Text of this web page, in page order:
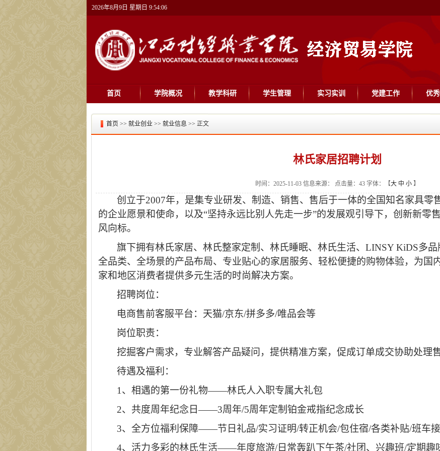
2026年8月9日 星期日 9:54:06
首页 学院概况 教学科研 学生管理 实习实训 党建工作 优
首页 >> 就业创业 >> 就业信息 >> 正文
林氏家居招聘计划
时间：2025-11-03 信息来源： 点击量： 43 字体：【大 中 小 】
创立于2007年，是集专业研发、制造、销售、售后于一体的全国知名家具零
的企业愿景和使命，以及“坚持永远比别人先走一步”的发展观引导下，创新新零
风向标。
旗下拥有林氏家居、林氏整家定制、林氏睡眠、林氏生活、 LINSY KiDS多品
全品类、全场景的产品布局、专业贴心的家居服务、轻松便捷的购物体验，为国
家和地区消费者提供多元生活的时尚解决方案。
招聘岗位：
电商售前客服平台：天猫/京东/拼多多/唯品会等
岗位职责：
挖掘客户需求，专业解答产品疑问，提供精准方案，促成订单成交协助处理
待遇及福利：
1、相遇的第一份礼物——林氏人入职专属大礼包
2、共度周年纪念日——3周年/5周年定制铂金戒指纪念成长
3、全方位福利保障——节日礼品/实习证明/转正机会/包住宿/各类补贴/班车
4、活力多彩的林氏生活——年度旅游/日常轰趴下午茶/社团、兴趣班/定期趣